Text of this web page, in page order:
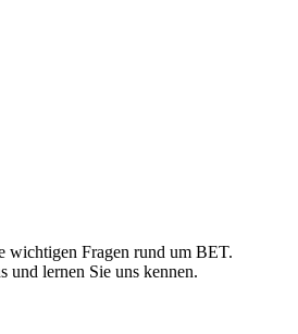
wichtigen Fragen rund um BET.
und lernen Sie uns kennen.